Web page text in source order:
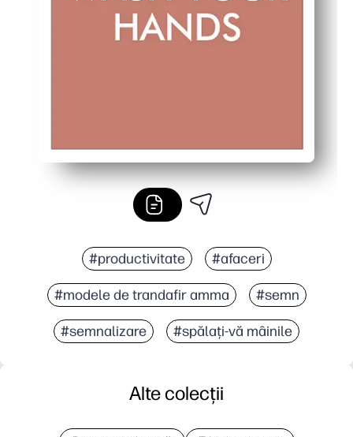
#productivitate #afaceri
#modele de trandafir amma #semn
#semnalizare #spălați-vă mâinile
Alte colecții